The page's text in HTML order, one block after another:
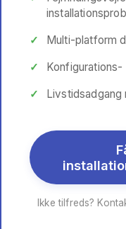
Multi-platform
Livstidsadgang
Ikke tilfreds?